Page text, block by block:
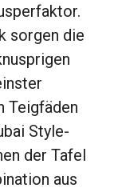
sorgen die
Teigfäden
Style-
der Tafel
aus